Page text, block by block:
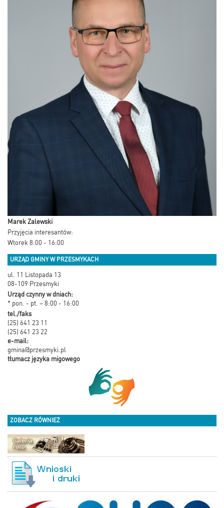
Marek Zalewski
Przyjęcia interesantów:
Wtorek 8:00 - 16:00
URZĄD GMINY W PRZESMYKACH
ul. 11 Listopada 13
08-109 Przesmyki
Urząd czynny w dniach:
* pon. - pt. – 8:00 - 16:00
tel./faks
(25) 641 23 11
(25) 641 23 22
e-mail:
gmina@przesmyki.pl
tłumacz języka migowego
ZOBACZ RÓWNIEŻ